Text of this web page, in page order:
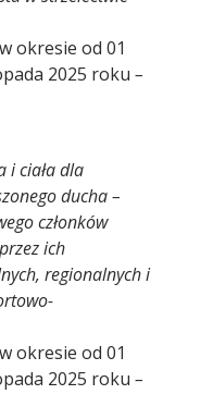
okresie od 01
2025 roku –
i ciała dla
ducha –
członków
ich
regionalnych i
okresie od 01
2025 roku –